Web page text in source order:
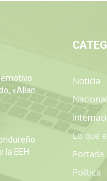
«Allan
la EEH
Noticia
Lo que
Portada
Política